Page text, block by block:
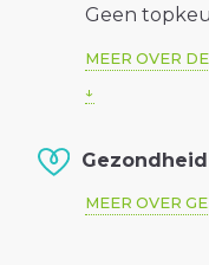
Geen
MEER OVER
Gezondheid
MEER OVER